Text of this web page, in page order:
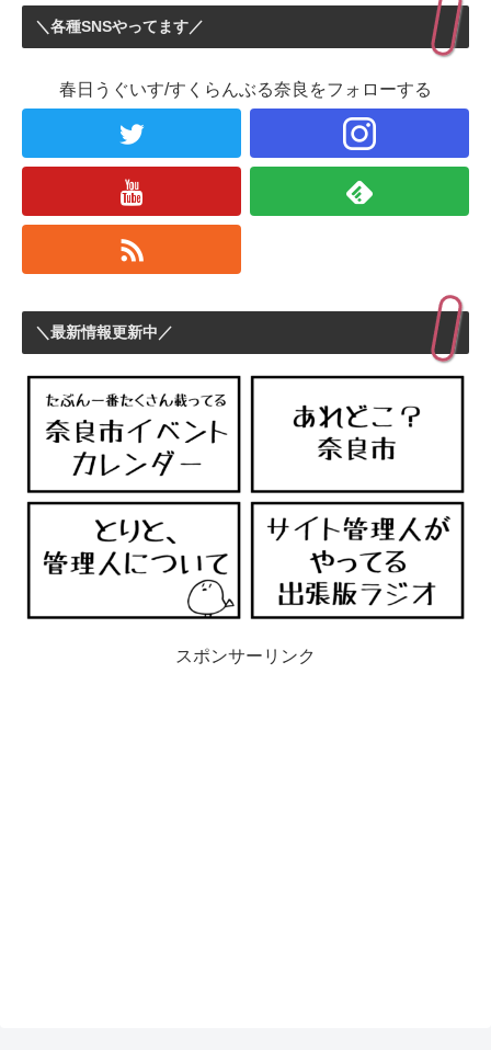
＼各種SNSやってます／
春日うぐいす/すくらんぶる奈良をフォローする
＼最新情報更新中／
スポンサーリンク